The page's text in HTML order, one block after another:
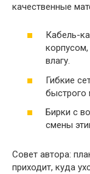
качественные
Кабель-
влагу.
Гибкие
быстрого
Бирки с
смены
Совет автора:
приходит, куда